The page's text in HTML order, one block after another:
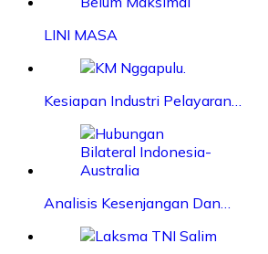
LINI MASA
Kesiapan Industri Pelayaran…
Analisis Kesenjangan Dan…